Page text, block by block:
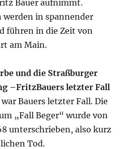
Bauer aufnimmt.
in spannender
führen in die Zeit von
am Main.
und die Straßburger
–FritzBauers letzter Fall
Bauers letzter Fall. Die
„Fall Beger“ wurde von
unterschrieben, also kurz
Tod.